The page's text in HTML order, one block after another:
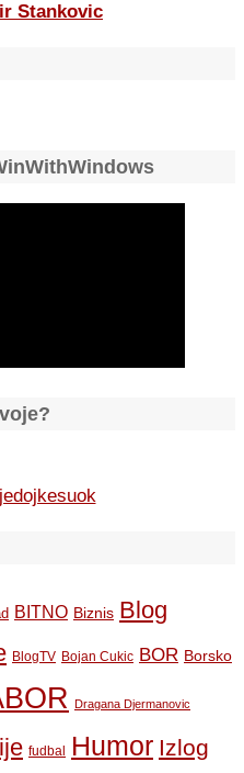
Stankovic
BITNO Biznis Blog
BlogTV Bojan Cukic BOR Borsko
Dragana Djermanovic
fudbal Humor Izlog